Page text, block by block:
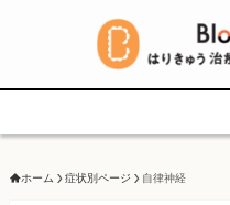
ホーム 症状別ページ 自律神経